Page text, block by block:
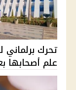
تحرك
علم أصحابها